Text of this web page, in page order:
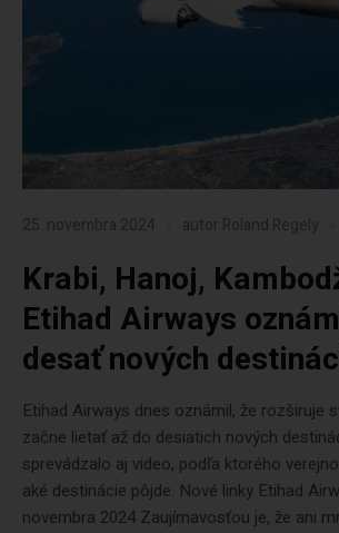
25. novembra 2024 autor Roland Regely
Krabi, Hanoj,
Etihad Airways
desať nových
Etihad Airways dnes oznámil, že rozširuje
začne lietať až do desiatich nových
sprevádzalo aj video, podľa ktorého
aké destinácie pôjde. Nové linky Etihad
novembra 2024 Zaujímavosťou je, že ani